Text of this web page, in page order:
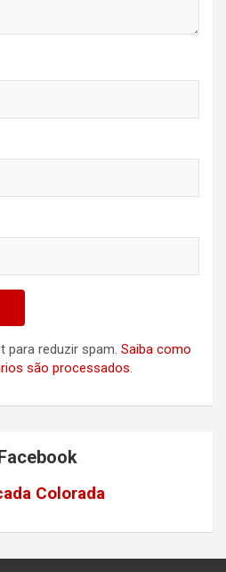
para reduzir spam. Saiba como
são processados.
Colorada